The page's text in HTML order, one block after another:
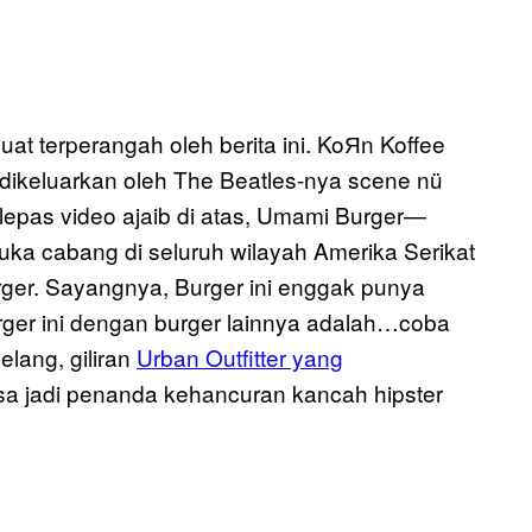
terperangah oleh berita ini. KoЯn Koffee
oleh The Beatles-nya scene nü
video ajaib di atas, Umami Burger—
cabang di seluruh wilayah Amerika Serikat
Sayangnya, Burger ini enggak punya
ini dengan burger lainnya adalah…coba
giliran Urban Outfitter yang
jadi penanda kehancuran kancah hipster